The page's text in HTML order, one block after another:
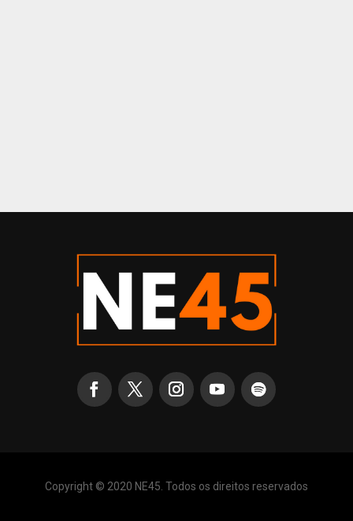
Copyright © 2020 NE45. Todos os direitos reservados